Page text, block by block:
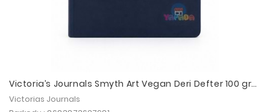
Victoria’s Journals Smyth Art Vegan Deri Defter 100 gr
120 Yaprak - Düz Lacivert
Victorias Journals